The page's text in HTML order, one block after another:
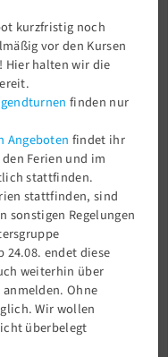
Uhr
Uhr
kurzfristig noch
vor den Kursen
Hier halten wir die
finden nur
Angeboten findet ihr
Ferien und im
stattfinden.
stattfinden, sind
sonstigen Regelungen
endet diese
weiterhin über
Ohne
Wir wollen
überbelegt